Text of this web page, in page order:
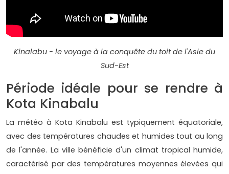
Kinalabu - le voyage à la conquête du toit de l'Asie du
Sud-Est
Période idéale pour se rendre à
Kota Kinabalu
La météo à Kota Kinabalu est typiquement équatoriale,
avec des températures chaudes et humides tout au long
de l'année. La ville bénéficie d'un climat tropical humide,
caractérisé par des températures moyennes élevées qui